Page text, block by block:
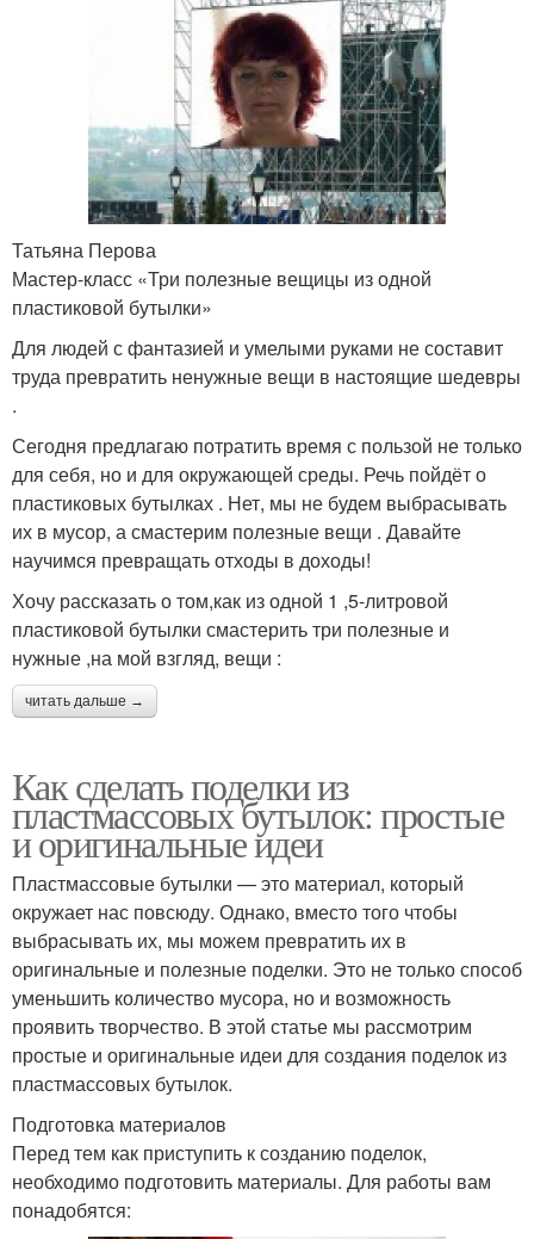
Татьяна Перова
Мастер-класс «Три полезные вещицы из одной
пластиковой бутылки»
Для людей с фантазией и умелыми руками не составит
труда превратить ненужные вещи в настоящие шедевры
.
Сегодня предлагаю потратить время с пользой не только
для себя, но и для окружающей среды. Речь пойдёт о
пластиковых бутылках . Нет, мы не будем выбрасывать
их в мусор, а смастерим полезные вещи . Давайте
научимся превращать отходы в доходы!
Хочу рассказать о том,как из одной 1 ,5-литровой
пластиковой бутылки смастерить три полезные и
нужные ,на мой взгляд, вещи :
читать дальше →
Как сделать поделки из
пластмассовых бутылок: простые
и оригинальные идеи
Пластмассовые бутылки — это материал, который
окружает нас повсюду. Однако, вместо того чтобы
выбрасывать их, мы можем превратить их в
оригинальные и полезные поделки. Это не только способ
уменьшить количество мусора, но и возможность
проявить творчество. В этой статье мы рассмотрим
простые и оригинальные идеи для создания поделок из
пластмассовых бутылок.
Подготовка материалов
Перед тем как приступить к созданию поделок,
необходимо подготовить материалы. Для работы вам
понадобятся: